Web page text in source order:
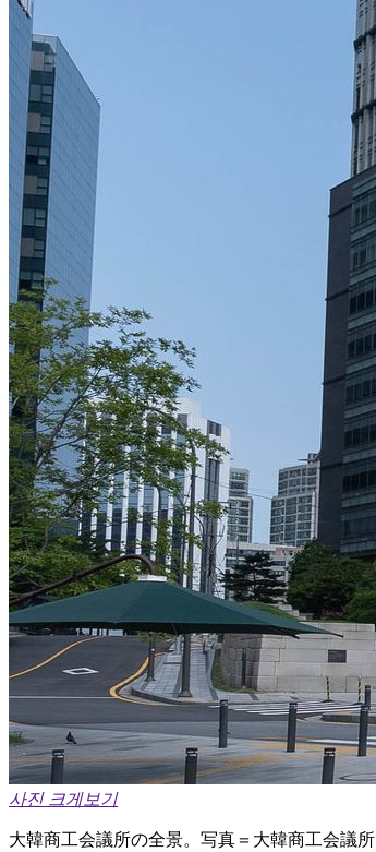
사진 크게보기
大韓商工会議所の全景。写真＝大韓商工会議所